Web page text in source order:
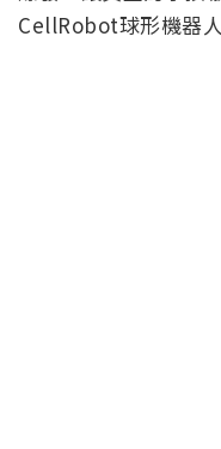
CellRobot球形機器人